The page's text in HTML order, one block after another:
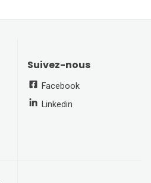
Suivez-nous
Facebook
Linkedin